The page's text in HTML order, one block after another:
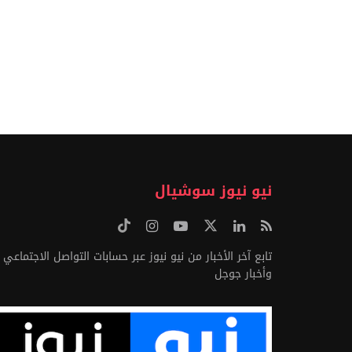
نيو نيوز سوشيال
تابع آخر الأخبار من نيو نيوز عبر حسابات التواصل الاجتماعي
وأخبار جوجل